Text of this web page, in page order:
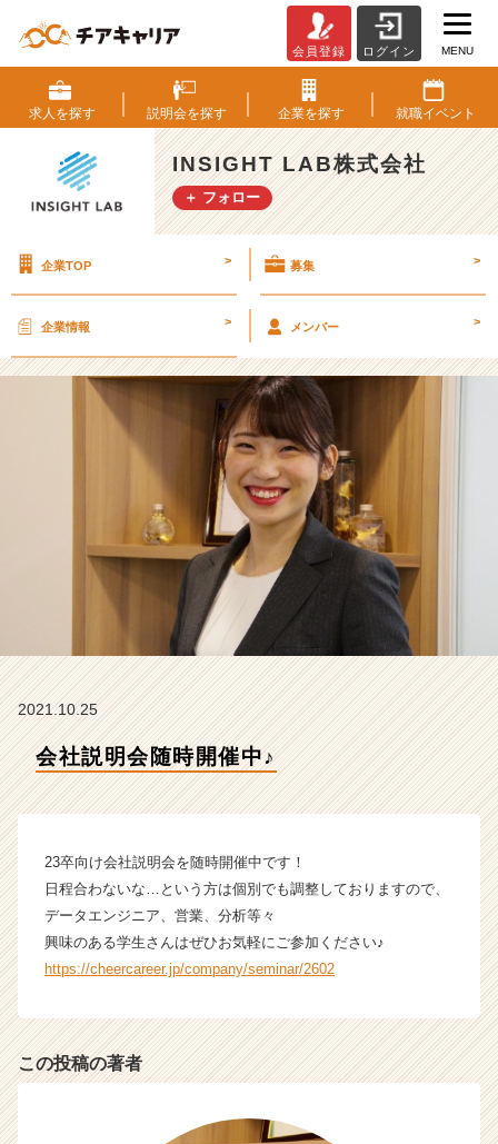
社
説
明
会
随
時
♪
S
株
式
社
の
イ
ン
ャ
ー・
成
長
業
ス
ウ
会員登録 ログイン MENU
求人を探す 説明会を探す 企業を探す 就職イベント
INSIGHT LAB株式会社
＋ フォロー
企業TOP > 募集 >
企業情報 > メンバー >
2021.10.25
会社説明会随時開催中♪
23卒向け会社説明会を随時開催中です！
日程合わないな…という方は個別でも調整しておりますので、
データエンジニア、営業、分析等々
興味のある学生さんはぜひお気軽にご参加ください♪
https://cheercareer.jp/company/seminar/2602
この投稿の著者